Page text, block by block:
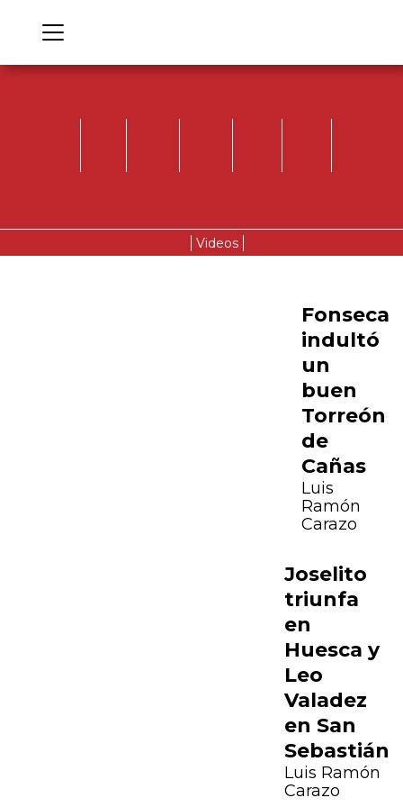
Videos
Fonseca
indultó
un
buen
Torreón
de
Cañas
Luis
Ramón
Carazo
Joselito
triunfa
en
Huesca y
Leo
Valadez
en San
Sebastián
Luis Ramón
Carazo
Next